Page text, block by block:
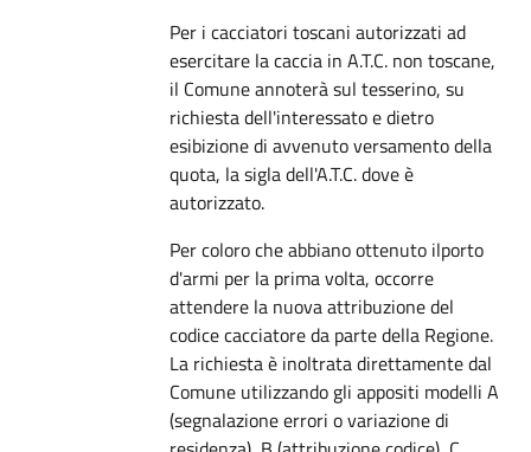
Per i cacciatori toscani autorizzati ad
esercitare la caccia in A.T.C. non toscane,
il Comune annoterà sul tesserino, su
richiesta dell'interessato e dietro
esibizione di avvenuto versamento della
quota, la sigla dell'A.T.C. dove è
autorizzato.
Per coloro che abbiano ottenuto ilporto
d'armi per la prima volta, occorre
attendere la nuova attribuzione del
codice cacciatore da parte della Regione.
La richiesta è inoltrata direttamente dal
Comune utilizzando gli appositi modelli A
(segnalazione errori o variazione di